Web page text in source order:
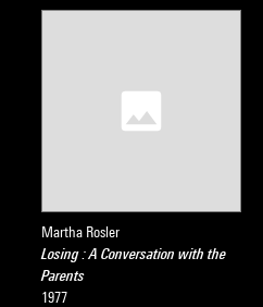
Martha Rosler
Losing : A Conversation with the
Parents
1977